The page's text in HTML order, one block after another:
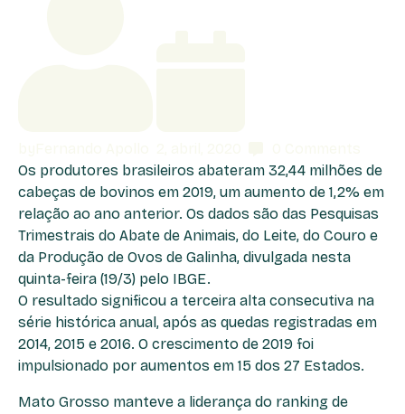
Os produtores brasileiros abateram 32,44 milhões de
cabeças de bovinos em 2019, um aumento de 1,2% em
relação ao ano anterior. Os dados são das Pesquisas
Trimestrais do Abate de Animais, do Leite, do Couro e
da Produção de Ovos de Galinha, divulgada nesta
quinta-feira (19/3) pelo IBGE.
O resultado significou a terceira alta consecutiva na
série histórica anual, após as quedas registradas em
2014, 2015 e 2016. O crescimento de 2019 foi
impulsionado por aumentos em 15 dos 27 Estados.
Mato Grosso manteve a liderança do ranking de